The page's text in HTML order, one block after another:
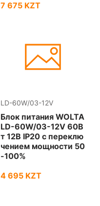
7 675 KZT
LD-60W/03-12V
Блок питания WOLTA
LD-60W/03-12V 60В
т 12В IP20 с переклю
чением мощности 50
-100%
4 695 KZT